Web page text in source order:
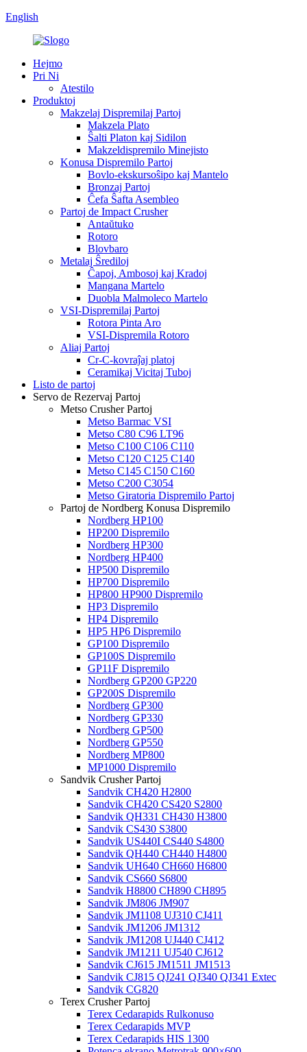
English
Hejmo
Pri Ni
Atestilo
Produktoj
Makzelaj Dispremilaj Partoj
Makzela Plato
Ŝalti Platon kaj Sidilon
Makzeldispremilo Minejisto
Konusa Dispremilo Partoj
Bovlo-ekskursoŝipo kaj Mantelo
Bronzaj Partoj
Ĉefa Ŝafta Asembleo
Partoj de Impact Crusher
Antaŭtuko
Rotoro
Blovbaro
Metalaj Ŝrediloj
Ĉapoj, Ambosoj kaj Kradoj
Mangana Martelo
Duobla Malmoleco Martelo
VSI-Dispremilaj Partoj
Rotora Pinta Aro
VSI-Dispremila Rotoro
Aliaj Partoj
Cr-C-kovraĵaj platoj
Ceramikaj Vicitaj Tuboj
Listo de partoj
Servo de Rezervaj Partoj
Metso Crusher Partoj
Metso Barmac VSI
Metso C80 C96 LT96
Metso C100 C106 C110
Metso C120 C125 C140
Metso C145 C150 C160
Metso C200 C3054
Metso Giratoria Dispremilo Partoj
Partoj de Nordberg Konusa Dispremilo
Nordberg HP100
HP200 Dispremilo
Nordberg HP300
Nordberg HP400
HP500 Dispremilo
HP700 Dispremilo
HP800 HP900 Dispremilo
HP3 Dispremilo
HP4 Dispremilo
HP5 HP6 Dispremilo
GP100 Dispremilo
GP100S Dispremilo
GP11F Dispremilo
Nordberg GP200 GP220
GP200S Dispremilo
Nordberg GP300
Nordberg GP330
Nordberg GP500
Nordberg GP550
Nordberg MP800
MP1000 Dispremilo
Sandvik Crusher Partoj
Sandvik CH420 H2800
Sandvik CH420 CS420 S2800
Sandvik QH331 CH430 H3800
Sandvik CS430 S3800
Sandvik US440I CS440 S4800
Sandvik QH440 CH440 H4800
Sandvik UH640 CH660 H6800
Sandvik CS660 S6800
Sandvik H8800 CH890 CH895
Sandvik JM806 JM907
Sandvik JM1108 UJ310 CJ411
Sandvik JM1206 JM1312
Sandvik JM1208 UJ440 CJ412
Sandvik JM1211 UJ540 CJ612
Sandvik CJ615 JM1511 JM1513
Sandvik CJ815 QJ241 QJ340 QJ341 Extec
Sandvik CG820
Terex Crusher Partoj
Terex Cedarapids Rulkonuso
Terex Cedarapids MVP
Terex Cedarapids HIS 1300